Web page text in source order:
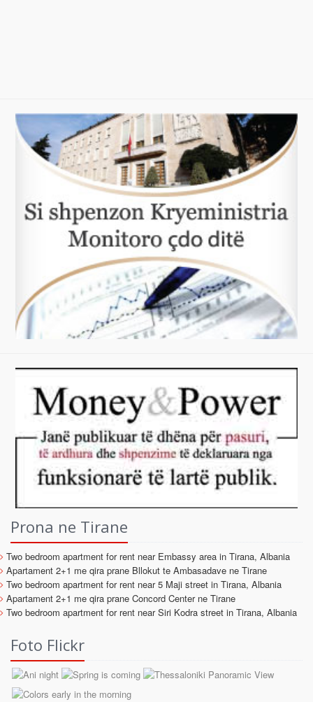
Prona ne Tirane
Two bedroom apartment for rent near Embassy area in Tirana, Albania
Apartament 2+1 me qira prane Bllokut te Ambasadave ne Tirane
Two bedroom apartment for rent near 5 Maji street in Tirana, Albania
Apartament 2+1 me qira prane Concord Center ne Tirane
Two bedroom apartment for rent near Siri Kodra street in Tirana, Albania
Foto Flickr